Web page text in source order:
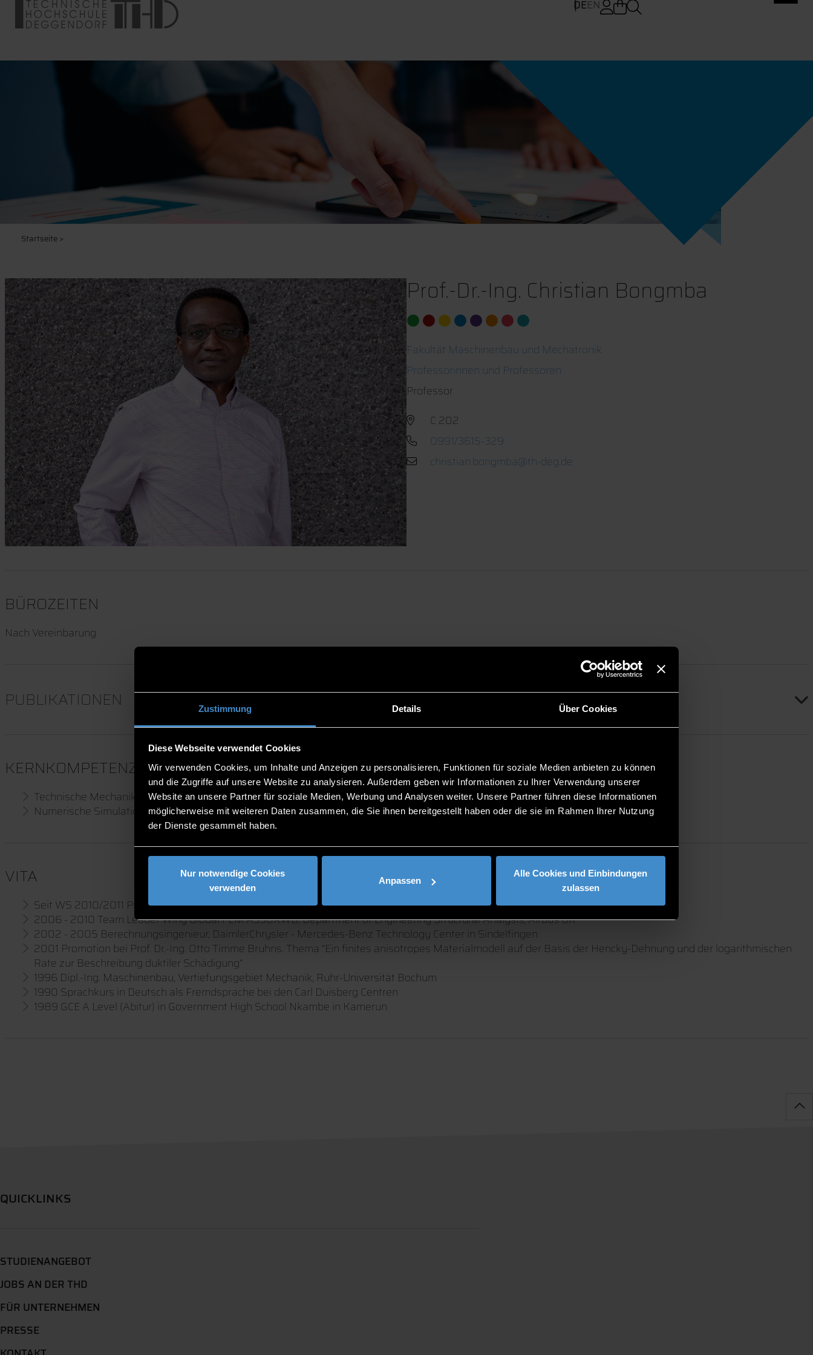
Zustimmung Details Über Cookies
Diese Webseite verwendet Cookies
Wir verwenden Cookies, um Inhalte und Anzeigen zu personalisieren, Funktionen für soziale Medien anbieten zu können
und die Zugriffe auf unsere Website zu analysieren. Außerdem geben wir Informationen zu Ihrer Verwendung unserer
Website an unsere Partner für soziale Medien, Werbung und Analysen weiter. Unsere Partner führen diese Informationen
möglicherweise mit weiteren Daten zusammen, die Sie ihnen bereitgestellt haben oder die sie im Rahmen Ihrer Nutzung
der Dienste gesammelt haben.
Nur notwendige Cookies
verwenden
Anpassen
Alle Cookies und Einbindungen
zulassen
DEEN
Startseite>
Prof.-Dr.-Ing. Christian Bongmba
Fakultät Maschinenbau und Mechatronik
Professorinnen und Professoren
Professor
C 202
0991/3615-329
BÜROZEITEN
Nach Vereinbarung
PUBLIKATIONEN
KERNKOMPETENZEN
Technische Mechanik
Numerische Simulation mit FEM & MKS
VITA
Seit WS 2010/2011 Professor an der Fakultät Maschinenbau und Mechatronik
2006 - 2010 Team Leader Wing Global FEM A350XWB, Department of Engineering Structural Analysis, Airbus UK
2002 - 2005 Berechnungsingenieur, DaimlerChrysler - Mercedes-Benz Technology Center in Sindelfingen
2001 Promotion bei Prof. Dr.-Ing. Otto Timme Bruhns. Thema “Ein finites anisotropes Materialmodell auf der Basis der Hencky-Dehnung und der logarithmischen
Rate zur Beschreibung duktiler Schädigung“
1996 Dipl.-Ing. Maschinenbau, Vertiefungsgebiet Mechanik, Ruhr-Universität Bochum
1990 Sprachkurs in Deutsch als Fremdsprache bei den Carl Duisberg Centren
1989 GCE A Level (Abitur) in Government High School Nkambe in Kamerun
QUICKLINKS
STUDIENANGEBOT
JOBS AN DER THD
FÜR UNTERNEHMEN
PRESSE